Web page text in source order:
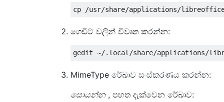
ගෙඩිට් වලින් විවෘත කරන්න:
MimeType රේඛාව සංස්කරණය කරන්න:
සොයන්න, පහත දැක්වෙන රේඛාව: